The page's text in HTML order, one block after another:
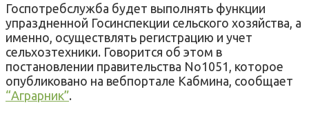
Госпотребслужба будет выполнять функции
упраздненной Госинспекции сельского хозяйства, а
именно, осуществлять регистрацию и учет
сельхозтехники. Говорится об этом в
постановлении правительства No1051, которое
опубликовано на вебпортале Кабмина, сообщает
“Аграрник”.